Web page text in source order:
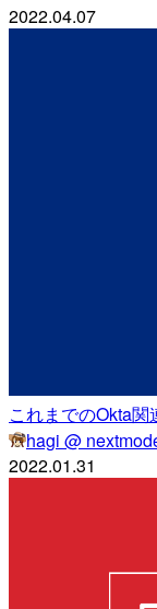
2022.04.07
これまでのOkta
hagi @
2022.01.31